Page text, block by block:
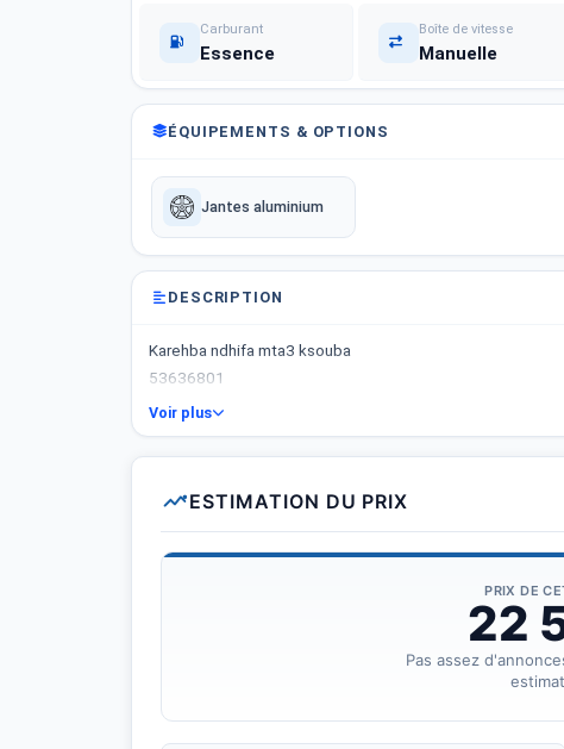
Carburant
Essence
Boîte de vitesse
Manuelle
ÉQUIPEMENTS & OPTIONS
Jantes aluminium
DESCRIPTION
Karehba ndhifa mta3 ksouba
53636801
Voir plus
ESTIMATION DU PRIX
PRIX DE
22
Pas assez